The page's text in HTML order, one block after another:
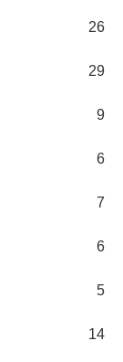
26
29
9
6
7
6
5
14